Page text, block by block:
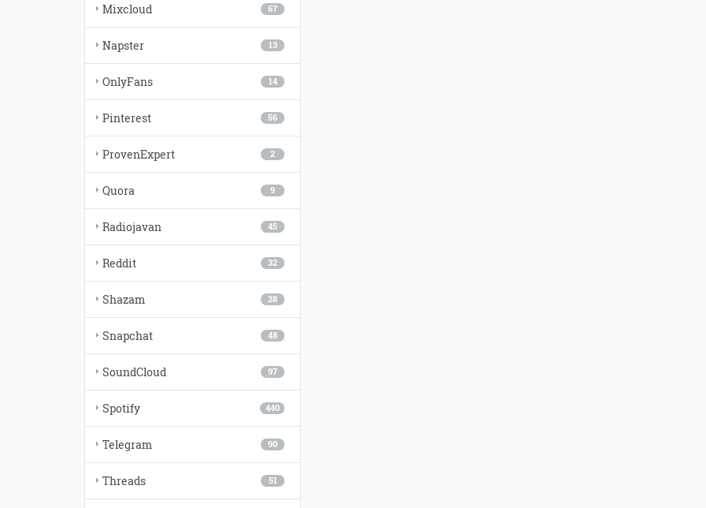
67
Mixcloud
13
Napster
14
OnlyFans
56
Pinterest
2
ProvenExpert
9
Quora
45
Radiojavan
32
Reddit
28
Shazam
48
Snapchat
97
SoundCloud
440
Spotify
90
Telegram
51
Threads